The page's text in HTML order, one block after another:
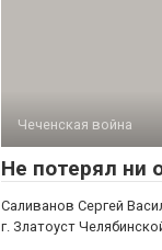
Чеченская война
Не потерял ни
Саливанов Сергей
г. Златоуст